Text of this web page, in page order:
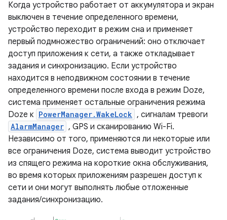
Когда устройство работает от аккумулятора и экран
выключен в течение определенного времени,
устройство переходит в режим сна и применяет
первый подмножество ограничений: оно отключает
доступ приложения к сети, а также откладывает
задания и синхронизацию. Если устройство
находится в неподвижном состоянии в течение
определенного времени после входа в режим Doze,
система применяет остальные ограничения режима
Doze к PowerManager.WakeLock , сигналам тревоги
AlarmManager , GPS и сканированию Wi-Fi.
Независимо от того, применяются ли некоторые или
все ограничения Doze, система выводит устройство
из спящего режима на короткие окна обслуживания,
во время которых приложениям разрешен доступ к
сети и они могут выполнять любые отложенные
задания/синхронизацию.